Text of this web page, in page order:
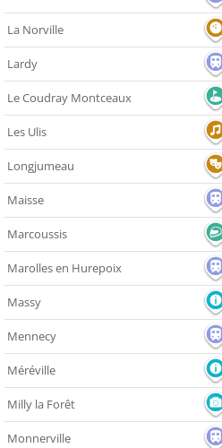
La Norville
Lardy
Le Coudray Montceaux
Les Ulis
Longjumeau
Maisse
Marcoussis
Marolles en Hurepoix
Massy
Mennecy
Méréville
Milly la Forêt
Monnerville